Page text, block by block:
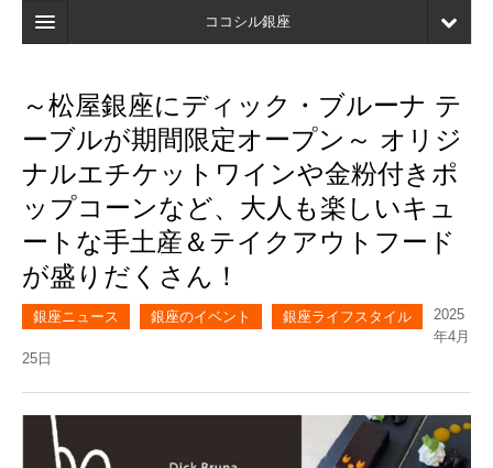
ココシル銀座
検索
店舗・施設最新情報
口コミ
マイページ
ブックマーク
～松屋銀座にディック・ブルーナ テ
ーブルが期間限定オープン～ オリジ
ナルエチケットワインや金粉付きポ
ップコーンなど、大人も楽しいキュ
ートな手土産＆テイクアウトフード
が盛りだくさん！
銀座ニュース 銀座のイベント 銀座ライフスタイル
2025
年4月
25日